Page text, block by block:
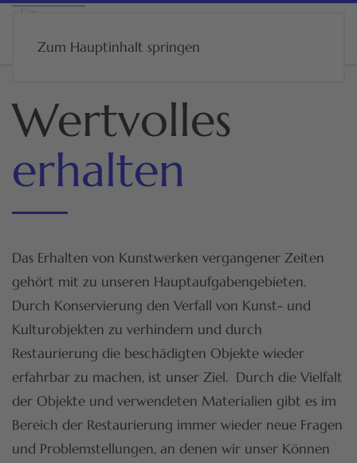
Zum Hauptinhalt springen
Wertvolles
erhalten
Das Erhalten von Kunstwerken vergangener Zeiten
gehört mit zu unseren Hauptaufgabengebieten.
Durch Konservierung den Verfall von Kunst- und
Kulturobjekten zu verhindern und durch
Restaurierung die beschädigten Objekte wieder
erfahrbar zu machen, ist unser Ziel. Durch die Vielfalt
der Objekte und verwendeten Materialien gibt es im
Bereich der Restaurierung immer wieder neue Fragen
und Problemstellungen, an denen wir unser Können